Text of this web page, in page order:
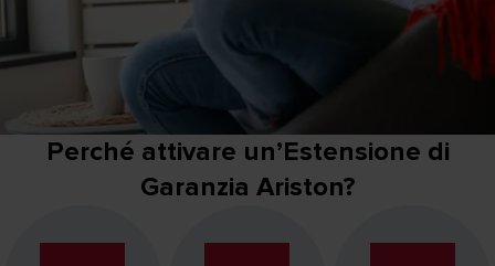
Perché attivare un’Estensione di
Garanzia Ariston?